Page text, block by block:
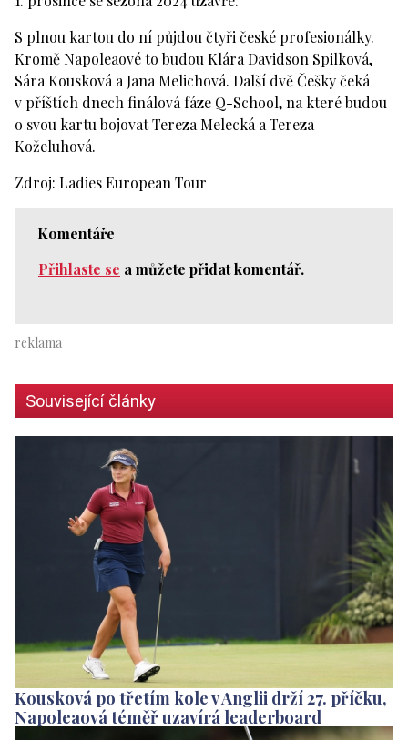
S plnou kartou do ní půjdou čtyři české profesionálky.
Kromě Napoleaové to budou Klára Davidson Spilková,
Sára Kousková a Jana Melichová. Další dvě Češky čeká
v příštích dnech finálová fáze Q-School, na které budou
o svou kartu bojovat Tereza Melecká a Tereza
Koželuhová.
Zdroj: Ladies European Tour
Komentáře
Přihlaste se a můžete přidat komentář.
Související články
Kousková po třetím kole v Anglii drží 27. příčku,
Napoleaová téměř uzavírá leaderboard